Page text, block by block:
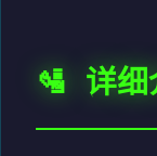
🛂 详细